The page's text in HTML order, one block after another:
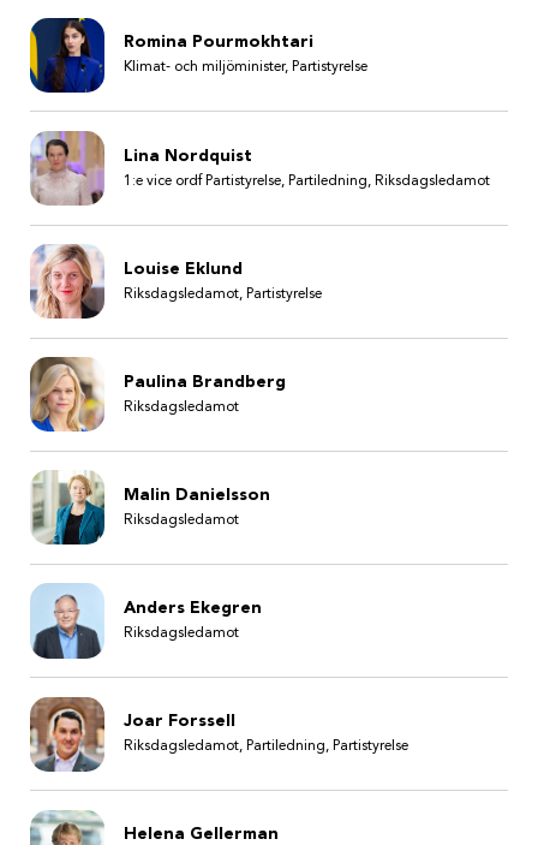
Romina Pourmokhtari
Klimat- och miljöminister, Partistyrelse
Lina Nordquist
1:e vice ordf Partistyrelse, Partiledning, Riksdagsledamot
Louise Eklund
Riksdagsledamot, Partistyrelse
Paulina Brandberg
Riksdagsledamot
Malin Danielsson
Riksdagsledamot
Anders Ekegren
Riksdagsledamot
Joar Forssell
Riksdagsledamot, Partiledning, Partistyrelse
Helena Gellerman